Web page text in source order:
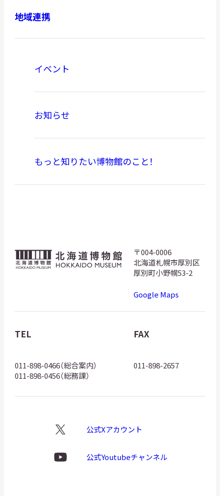
地域連携
イベント
お知らせ
もっと知りたい博物館のこと！
北
海
物
館
ゴ
〒004-0006
北海道札幌市厚別区
厚別町小野幌53-2
Google Maps
TEL
011-898-0466（総合案内）
011-898-0456（総務課）
FAX
011-898-2657
X
ゴ
公式Xアカウント
Youtube
公式Youtubeチャンネル